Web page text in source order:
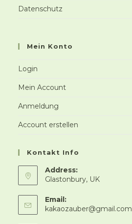
Datenschutz
Mein Konto
Login
Mein Account
Anmeldung
Account erstellen
Kontakt Info
Address:
Glastonbury, UK
Email:
kakaozauber@gmail.com